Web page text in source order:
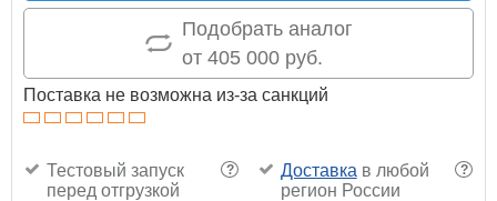
Подобрать аналог
от 405 000 руб.
Поставка не возможна из-за санкций
?
Тестовый запуск
перед отгрузкой
?
Доставка в любой
регион России